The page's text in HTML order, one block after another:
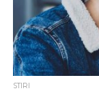
STIRI